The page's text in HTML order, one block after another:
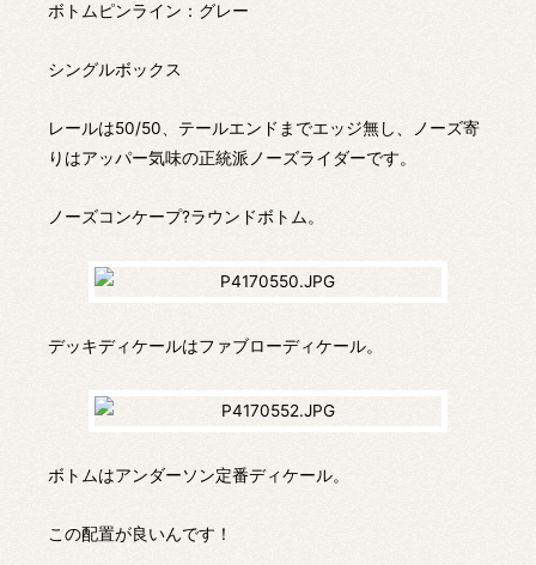
ボトムピンライン：グレー
シングルボックス
レールは50/50、テールエンドまでエッジ無し、ノーズ寄
りはアッパー気味の正統派ノーズライダーです。
ノーズコンケープ?ラウンドボトム。
デッキディケールはファブローディケール。
ボトムはアンダーソン定番ディケール。
この配置が良いんです！